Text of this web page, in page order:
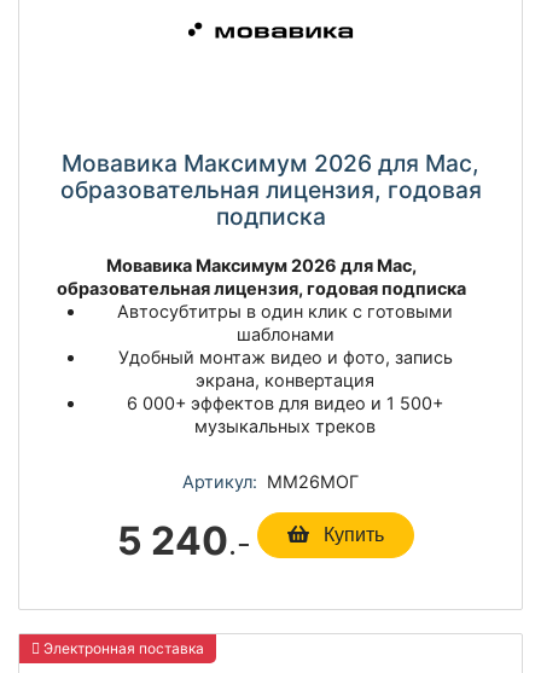
Мовавика Максимум 2026 для Мас,
образовательная лицензия, годовая
подписка
Мовавика Максимум 2026 для Мас,
образовательная лицензия, годовая подписка
Автосубтитры в один клик с готовыми
шаблонами
Удобный монтаж видео и фото, запись
экрана, конвертация
6 000+ эффектов для видео и 1 500+
музыкальных треков
Артикул: ММ26МОГ
5 240.- Купить
Электронная поставка